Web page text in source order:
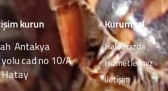
kurun
Antakya
cad no 10/A
Hatay
Kurumsal
Hakkımızda
Hizmetlerimiz
İletişim